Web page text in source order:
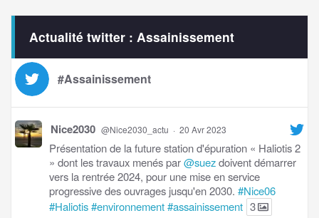
Actualité twitter : Assainissement
#Assainissement
Nice2030 @Nice2030_actu · 20 Avr 2023
Présentation de la future station d'épuration « Haliotis 2
» dont les travaux menés par@suezdoivent démarrer
vers la rentrée 2024, pour une mise en service
progressive des ouvrages jusqu'en 2030. #Nice06
#Haliotis#environnement#assainissement 3